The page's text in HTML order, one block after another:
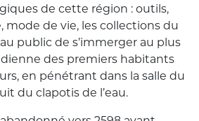
de cette région : outils,
mode de vie, les collections du
public de s’immerger au plus
des premiers habitants
en pénétrant dans la salle du
du clapotis de l’eau.